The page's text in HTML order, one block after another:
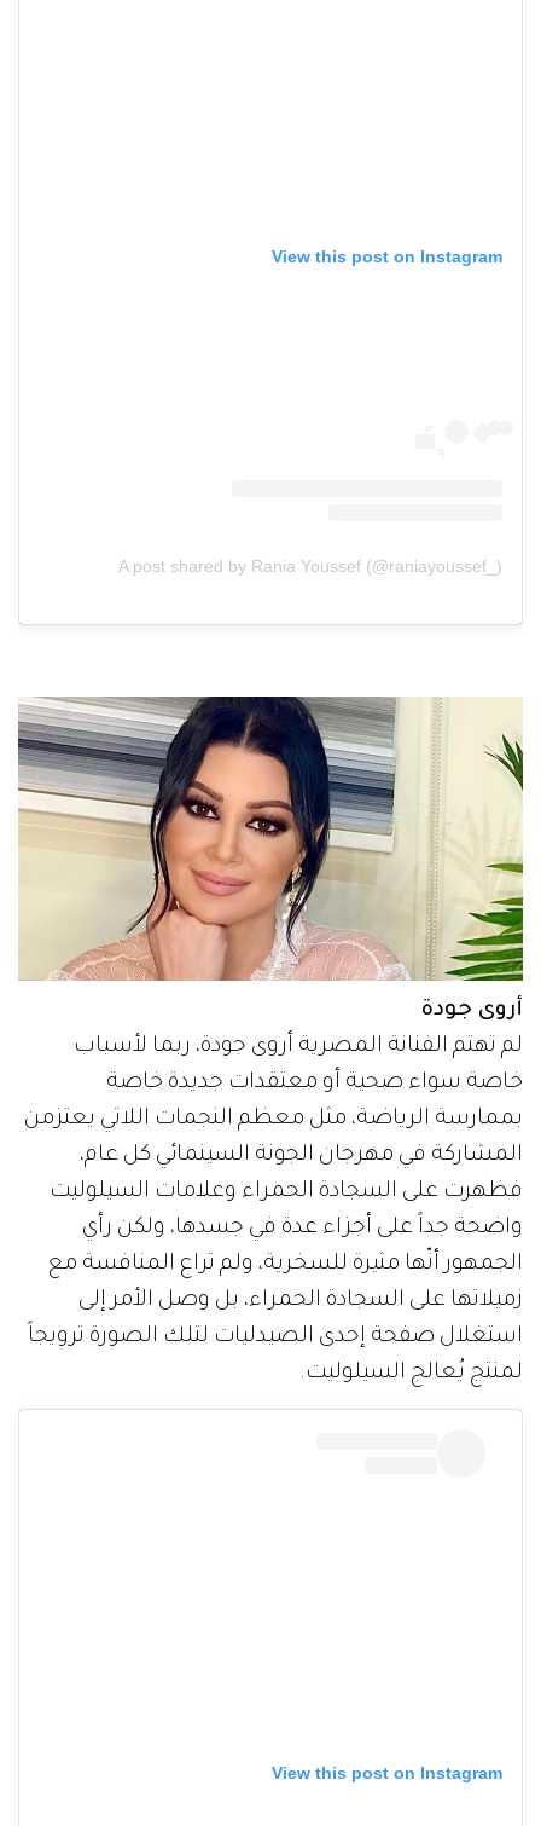
View this post on Instagram
A post shared by Rania Youssef (@raniayoussef_)
أروى جودة
لم تهتم الفنانة المصرية أروى جودة، ربما لأسباب
خاصة سواء صحية أو معتقدات جديدة خاصة
بممارسة الرياضة، مثل معظم النجمات اللاتي يعتزمن
المشاركة في مهرجان الجونة السينمائي كل عام،
فظهرت على السجادة الحمراء وعلامات السيلوليت
واضحة جداً على أجزاء عدة في جسدها، ولكن رأي
الجمهور أنّها مثيرة للسخرية، ولم تراع المنافسة مع
زميلاتها على السجادة الحمراء، بل وصل الأمر إلى
استغلال صفحة إحدى الصيدليات لتلك الصورة ترويجاً
لمنتج يُعالج السيلوليت.
View this post on Instagram